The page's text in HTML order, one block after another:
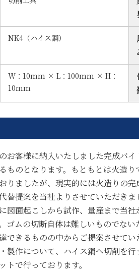
NK4（ハイス鋼）
W：10mm × L：100mm × H：
10mm
お客様に納入いたしました完成バ
ものとなります。もともとは火造
りましたが、現実的には火造りの
替提案を当社よりさせていただきま
図面起こしから試作、量産まで当
ゴムの切断自体は難しいものでな
できるものの中からご提案させてい
製作について、ハイス鋼へ切削を
トで行っております。